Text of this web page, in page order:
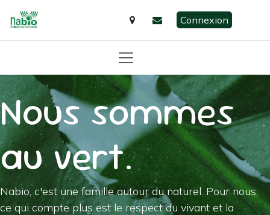
Connexion
Nous sommes
au vert.
Nabio, c'est une famille autour du naturel. Pour nous,
ce qui compte plus est le respect du vivant et la